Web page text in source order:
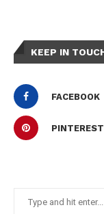
KEEP IN
FACEBOOK
PINTEREST